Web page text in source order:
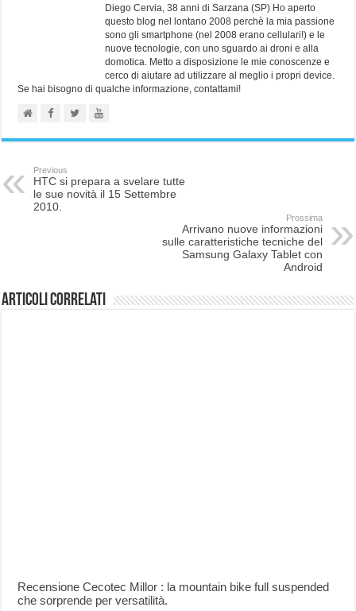
Diego Cervia, 38 anni di Sarzana (SP) Ho aperto
questo blog nel lontano 2008 perchè la mia passione
sono gli smartphone (nel 2008 erano cellulari!) e le
nuove tecnologie, con uno sguardo ai droni e alla
domotica. Metto a disposizione le mie conoscenze e
cerco di aiutare ad utilizzare al meglio i propri device.
Se hai bisogno di qualche informazione, contattami!
Previous
HTC si prepara a svelare tutte
le sue novità il 15 Settembre
2010.
Prossima
Arrivano nuove informazioni
sulle caratteristiche tecniche del
Samsung Galaxy Tablet con
Android
Articoli correlati
Recensione Cecotec Millor : la mountain bike full suspended
che sorprende per versatilità.